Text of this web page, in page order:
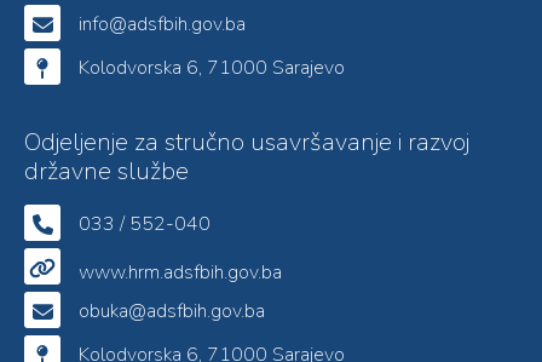
info@adsfbih.gov.ba
Kolodvorska 6, 71000 Sarajevo
Odjeljenje za stručno usavršavanje i razvoj
državne službe
033 / 552-040
www.hrm.adsfbih.gov.ba
obuka@adsfbih.gov.ba
Kolodvorska 6, 71000 Sarajevo